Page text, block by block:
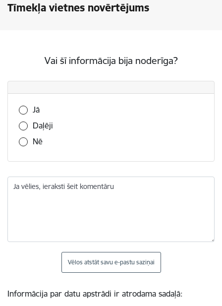
Tīmekļa vietnes novērtējums
Vai šī informācija bija noderīga?
Vai šī informācija bija noderīga?
Jā
Daļēji
Nē
Ja vēlies, ieraksti šeit komentāru
Vēlos atstāt savu e-pastu saziņai
Informācija par datu apstrādi ir atrodama sadaļā: